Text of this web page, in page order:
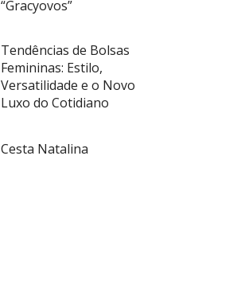
“Gracyovos”
Tendências de Bolsas
Femininas: Estilo,
Versatilidade e o Novo
Luxo do Cotidiano
Cesta Natalina